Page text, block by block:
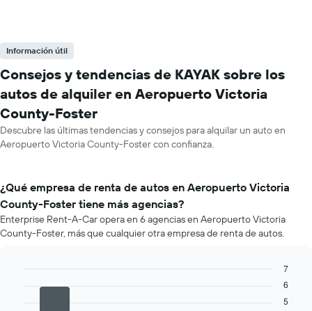
Información útil
Consejos y tendencias de KAYAK sobre los
autos de alquiler en Aeropuerto Victoria
County-Foster
Descubre las últimas tendencias y consejos para alquilar un auto en
Aeropuerto Victoria County-Foster con confianza.
¿Qué empresa de renta de autos en Aeropuerto Victoria
County-Foster tiene más agencias?
Enterprise Rent-A-Car opera en 6 agencias en Aeropuerto Victoria
County-Foster, más que cualquier otra empresa de renta de autos.
5
6
7